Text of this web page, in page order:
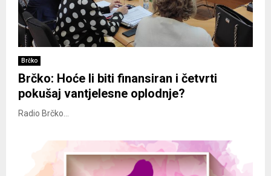
Brčko
Brčko: Hoće li biti finansiran i četvrti
pokušaj vantjelesne oplodnje?
Radio Brčko...